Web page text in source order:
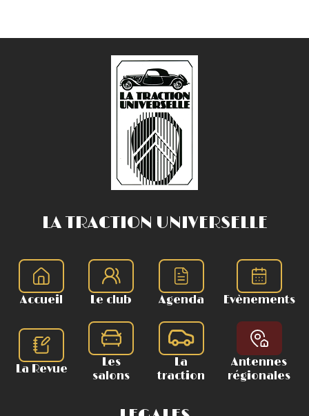
LA TRACTION UNIVERSELLE
Accueil Le club Agenda Evènements
La Revue
Les
salons
La
traction
Antennes
régionales